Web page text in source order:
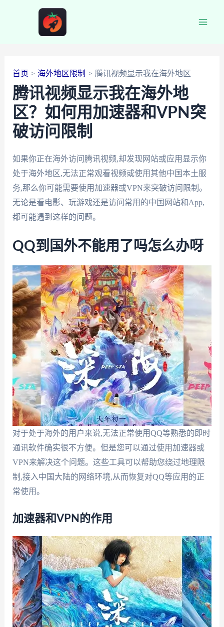
首页 海外地区限制 腾讯视频显示我在海外地区
腾讯视频显示我在海外地
区？如何用加速器和VPN突
破访问限制
如果你正在海外访问腾讯视频,却发现网站或应用显示你
处于海外地区,无法正常观看视频或使用其他中国本土服
务,那么你可能需要使用加速器或VPN来突破访问限制。
无论是看电影、玩游戏还是访问常用的中国网站和App,
都可能遇到这样的问题。
QQ到国外不能用了吗怎么办呀
对于处于海外的用户来说,无法正常使用QQ等熟悉的即时
通讯软件确实很不方便。但是您可以通过使用加速器或
VPN来解决这个问题。这些工具可以帮助您绕过地理限
制,接入中国大陆的网络环境,从而恢复对QQ等应用的正
常使用。
加速器和VPN的作用